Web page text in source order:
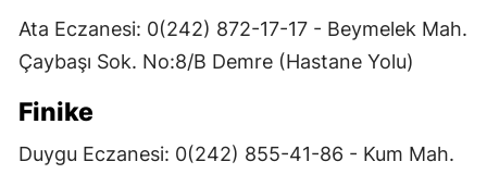
Ata Eczanesi: 0(242) 872-17-17 - Beymelek Mah.
Çaybaşı Sok. No:8/B Demre (Hastane Yolu)
Finike
Duygu Eczanesi: 0(242) 855-41-86 - Kum Mah.